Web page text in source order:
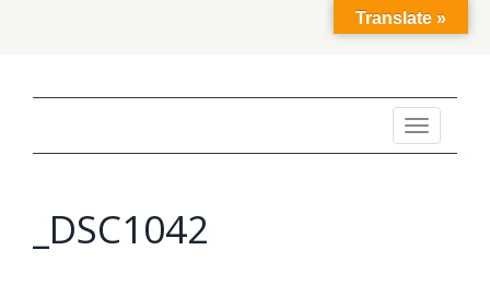
Toggle
navigation
_DSC1042
Translate »